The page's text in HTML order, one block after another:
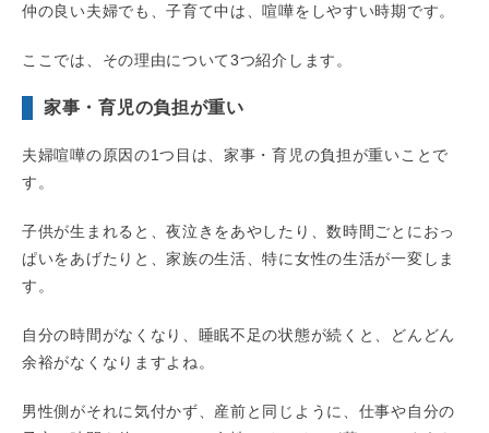
仲の良い夫婦でも、子育て中は、喧嘩をしやすい時期です。
ここでは、その理由について3つ紹介します。
家事・育児の負担が重い
夫婦喧嘩の原因の1つ目は、家事・育児の負担が重いことで
す。
子供が生まれると、夜泣きをあやしたり、数時間ごとにおっ
ぱいをあげたりと、家族の生活、特に女性の生活が一変しま
す。
自分の時間がなくなり、睡眠不足の状態が続くと、どんどん
余裕がなくなりますよね。
男性側がそれに気付かず、産前と同じように、仕事や自分の